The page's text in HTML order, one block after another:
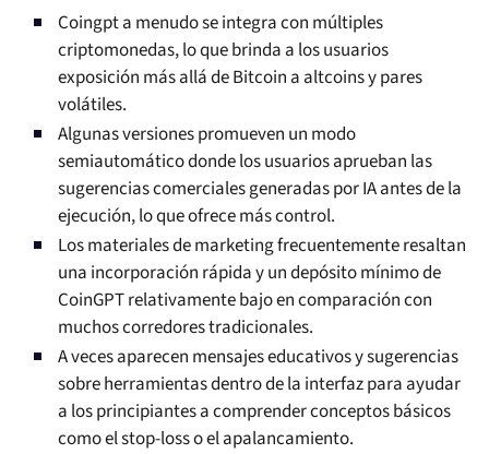
Coingpt a menudo se integra con múltiples
criptomonedas, lo que brinda a los usuarios
exposición más allá de Bitcoin a altcoins y pares
volátiles.
Algunas versiones promueven un modo
semiautomático donde los usuarios aprueban las
sugerencias comerciales generadas por IA antes de la
ejecución, lo que ofrece más control.
Los materiales de marketing frecuentemente resaltan
una incorporación rápida y un depósito mínimo de
CoinGPT relativamente bajo en comparación con
muchos corredores tradicionales.
A veces aparecen mensajes educativos y sugerencias
sobre herramientas dentro de la interfaz para ayudar
a los principiantes a comprender conceptos básicos
como el stop-loss o el apalancamiento.